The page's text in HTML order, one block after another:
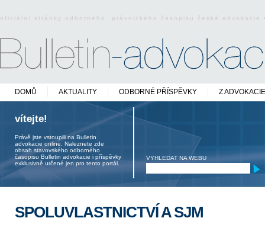
oficiální stránky odborného právnického časopisu české
DOMŮ AKTUALITY ODBORNÉ PŘÍSPĚVKY Z ADVOKACIE
vítejte!
Právě jste vstoupili na Bulletin
advokacie online. Naleznete zde
obsah stavovského odborného
časopisu Bulletin advokacie i příspěvky
exklusivně určené jen pro tento portál.
VYHLEDAT NA WEBU
SPOLUVLASTNICTVÍ A SJM